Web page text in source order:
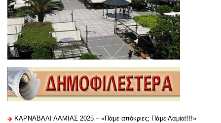
ΚΑΡΝΑΒΑΛΙ ΛΑΜΙΑΣ 2025 – «Πάμε απόκριες; Πάμε Λαμία!!!!»